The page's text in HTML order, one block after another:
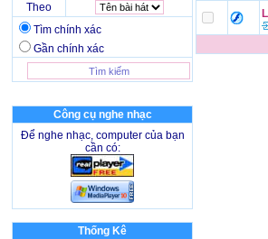
Theo
Tìm chính xác
Gần chính xác
Công cụ nghe nhạc
Để nghe nhạc, computer của bạn
cần có:
Thống Kê